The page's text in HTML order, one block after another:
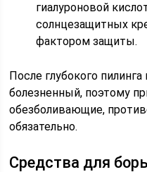
гиалуроновой
солнцезащитных
фактором защиты.
После глубокого
болезненный, поэтому
обезболивающие,
обязательно.
Средства для